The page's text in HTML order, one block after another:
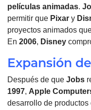
películas animadas.
permitir que Pixar y
proyectos animados
En 2006, Disney
Expansión
Después de que Jobs
1997, Apple
desarrollo de productos